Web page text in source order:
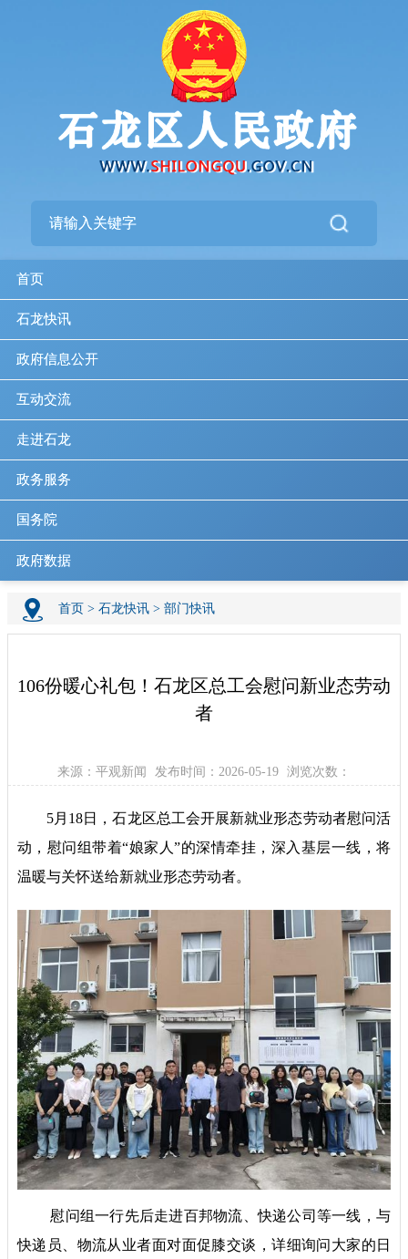
首页
石龙快讯
政府信息公开
互动交流
走进石龙
政务服务
国务院
政府数据
首页 > 石龙快讯 > 部门快讯
106份暖心礼包！石龙区总工会慰问新业态劳动
者
来源：平观新闻 发布时间：2026-05-19 浏览次数：
5月18日，石龙区总工会开展新就业形态劳动者慰问活
动，慰问组带着“娘家人”的深情牵挂，深入基层一线，将
温暖与关怀送给新就业形态劳动者。
慰问组一行先后走进百邦物流、快递公司等一线，与
快递员、物流从业者面对面促膝交谈，详细询问大家的日